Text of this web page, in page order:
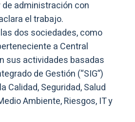
de administración con
el trabajo.
dos sociedades, como
a Central
sus actividades basadas
de Gestión (“SIG”)
Calidad, Seguridad, Salud
Ambiente, Riesgos, IT y